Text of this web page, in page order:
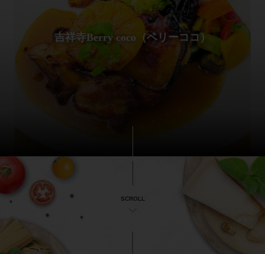
吉祥寺Berry coco（ベリーココ）
SCROLL